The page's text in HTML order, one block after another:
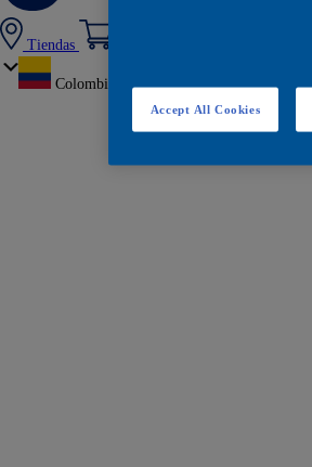
Tiendas
Colombia
Accept All Cookies